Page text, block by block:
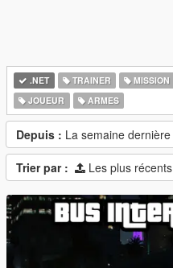
.NET TRAINER MISSION
JOUEUR
ARMES
Depuis : La semaine dernière
Trier par : Les plus récents